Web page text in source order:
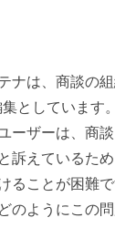
ナは、商談の
としています。
ーザーは、商
訴えているた
ることが困難で
のようにこの